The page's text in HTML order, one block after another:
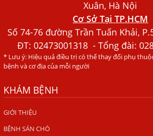
Tháng Mới Tìm Ra Nguyên Nhân
Đau Mắt Đỏ, Nguyên Nhân Và Cách
HÀ NỘI – PHÁT BAN MẨN ĐỎ KHẮP
PHÁT HIỆN NHIỄM KÝ SINH TRÙNG
TỔNG QUAN VỀ KÉM HẤP THU THỨC ĂN
HÀ NỘI – NHIỄM BA LOẠI KÝ SINH
Xuân, Hà Nội
Cơ Sở Tại TP.HCM
Số 74-76 đường Trần Tuấn Khải,
ĐT:02473001318 - Tổng đài:
* Lưu ý: Hiệu quả điều trị có thể thay đổi phụ
bệnh và cơ địa của mỗi người
KHÁM BỆNH
GIỚI THIỆU
BỆNH SÁN CHÓ